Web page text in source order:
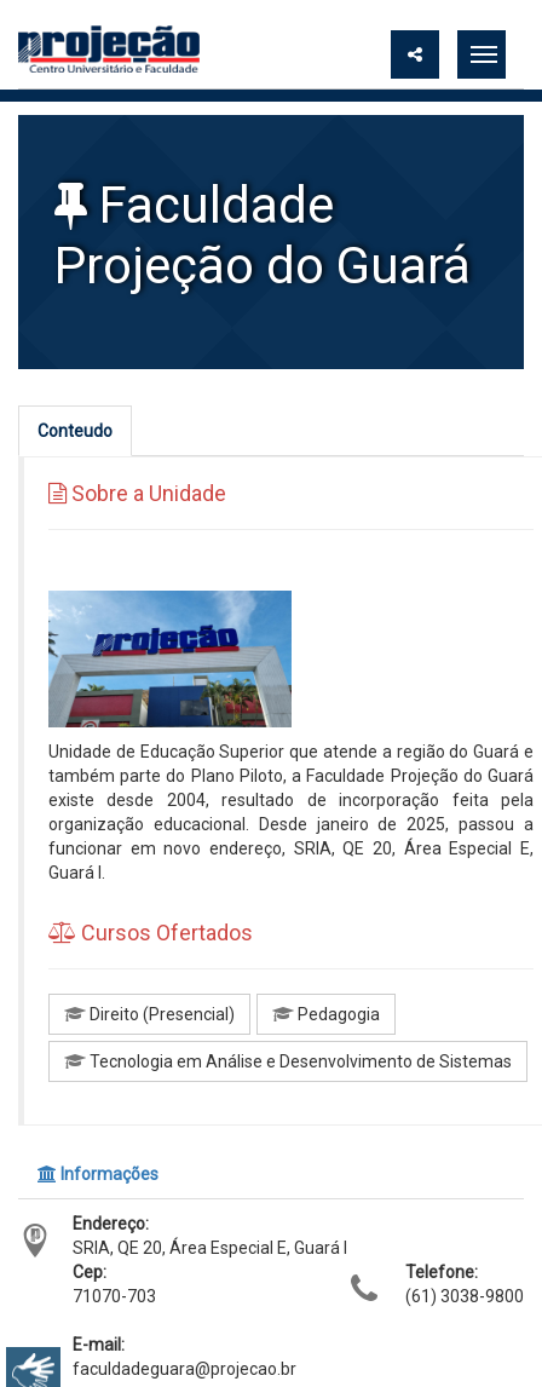
Faculdade
Projeção do Guará
Conteudo
Sobre a Unidade
Unidade de Educação Superior que atende a região do Guará e
também parte do Plano Piloto, a Faculdade Projeção do Guará
existe desde 2004, resultado de incorporação feita pela
organização educacional. Desde janeiro de 2025, passou a
funcionar em novo endereço, SRIA, QE 20, Área Especial E,
Guará I.
Cursos Ofertados
Direito (Presencial) Pedagogia
Tecnologia em Análise e Desenvolvimento de Sistemas
Informações
Endereço:
SRIA, QE 20, Área Especial E, Guará I
Cep:
71070-703
Telefone:
(61) 3038-9800
E-mail:
faculdadeguara@projecao.br
Libras